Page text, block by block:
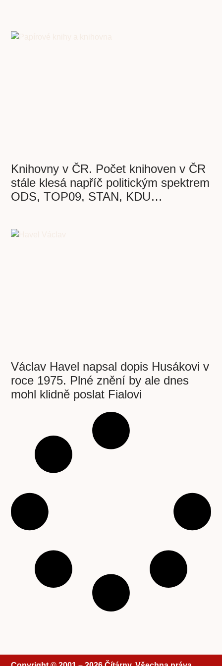
Knihovny v ČR. Počet knihoven v ČR
stále klesá napříč politickým spektrem
ODS, TOP09, STAN, KDU…
Václav Havel napsal dopis Husákovi v
roce 1975. Plné znění by ale dnes
mohl klidně poslat Fialovi